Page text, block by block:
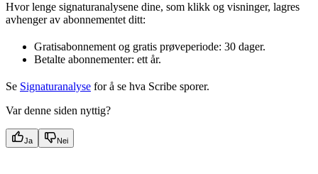
Hvor lenge signaturanalysene dine, som klikk og visninger, lagres
avhenger av abonnementet ditt:
Gratisabonnement og gratis prøveperiode: 30 dager.
Betalte abonnementer: ett år.
Se Signaturanalyse for å se hva Scribe sporer.
Var denne siden nyttig?
Ja Nei